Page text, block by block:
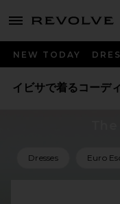
menu - shows more
NEW TODAY
イビサで着るコーデ
Dresses Euro